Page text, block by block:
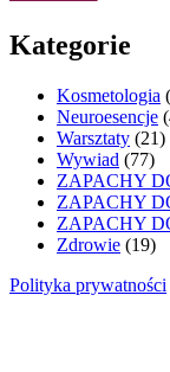
Kategorie
Kosmetologia
Neuroesencje
Warsztaty (21)
Wywiad (77)
ZAPACHY
ZAPACHY
ZAPACHY
Zdrowie (19)
Polityka prywatności